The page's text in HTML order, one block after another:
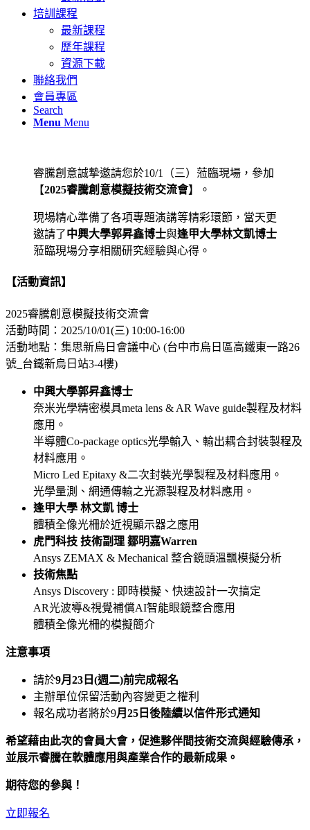
培訓課程
最新課程
歷年課程
資源下載
聯絡我們
會員專區
Search
Menu Menu
睿騰創意誠摯邀請您於10/1（三）蒞臨現場，參加
【2025睿騰創意模擬技術交流會】。
現場精心準備了各項專題演講等精彩環節，當天更
邀請了中興大學郭昇鑫博士與逢甲大學林文凱博士
蒞臨現場分享相關研究經驗與心得。
【活動資訊】
2025睿騰創意模擬技術交流會
活動時間：2025/10/01(三) 10:00-16:00
活動地點：集思新烏日會議中心 (台中市烏日區高鐵東一路26
號_台鐵新烏日站3-4樓)
中興大學郭昇鑫博士
奈米光學精密模具meta lens & AR Wave guide製程及材料
應用。
半導體Co-package optics光學輸入、輸出耦合封裝製程及
材料應用。
Micro Led Epitaxy &二次封裝光學製程及材料應用。
光學量測、網通傳輸之光源製程及材料應用。
逢甲大學 林文凱 博士
體積全像光柵於近視顯示器之應用
虎門科技 技術副理 鄒明嘉Warren
Ansys ZEMAX & Mechanical 整合鏡頭溫飄模擬分析
技術焦點
Ansys Discovery : 即時模擬、快速設計一次搞定
AR光波導&視覺補償AI智能眼鏡整合應用
體積全像光柵的模擬簡介
注意事項
請於9月23日(週二)前完成報名
主辦單位保留活動內容變更之權利
報名成功者將於9月25日後陸續以信件形式通知
希望藉由此次的會員大會，促進夥伴間技術交流與經驗傳承，
並展示睿騰在軟體應用與產業合作的最新成果。
期待您的參與！
立即報名